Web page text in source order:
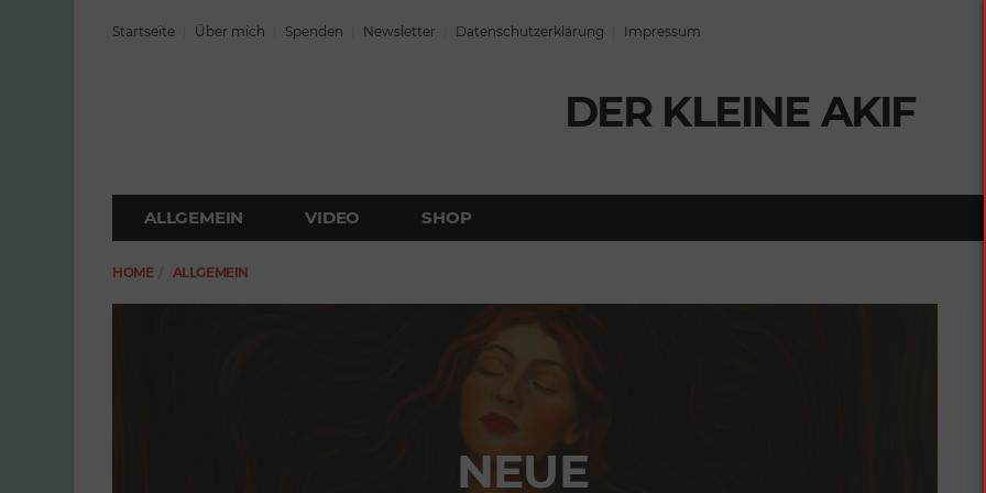
Startseite Über mich Spenden Newsletter Datenschutzerklärung Impressum
DER KLEINE AKIF
ALLGEMEIN VIDEO SHOP
HOME ALLGEMEIN
NEUE